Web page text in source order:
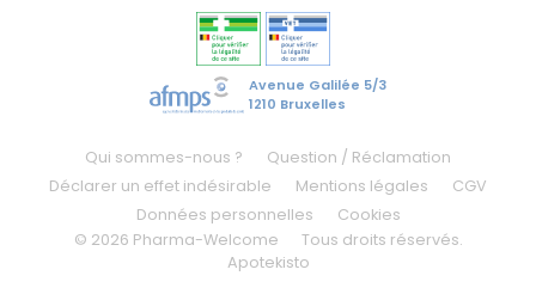
Avenue Galilée 5/3
1210 Bruxelles
Qui sommes-nous ?
Question / Réclamation
Déclarer un effet indésirable
Mentions légales
CGV
Données personnelles
Cookies
© 2026 Pharma-Welcome
Tous droits réservés.
Apotekisto